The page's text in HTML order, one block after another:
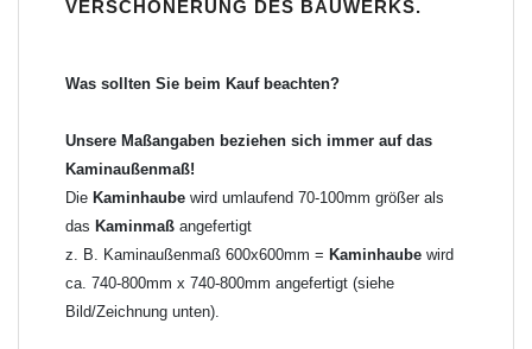
bis 1000mm Kaminbreite: Abstand vom Kaminrand ca.
ab 1000mm Kaminbreite: Abstand vom Kaminrand ca.
140mm
Andere Bohrmaße sind auf Anfrage möglich (Aufpreis
Sonderbohrung 55,99 EUR).
Befestigung/Stützen
VERSCHÖNERUNG DES BAUWERKS.
Was sollten Sie beim Kauf beachten?
Unsere Maßangaben beziehen sich immer auf das
Kaminaußenmaß!
Die Kaminhaube wird umlaufend 70-100mm größer als
das Kaminmaß angefertigt
z. B. Kaminaußenmaß 600x600mm = Kaminhaube wird
ca. 740-800mm x 740-800mm angefertigt (siehe
Bild/Zeichnung unten).